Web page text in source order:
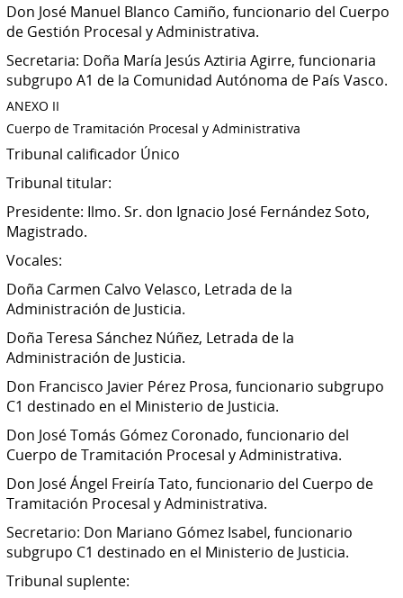
Don José Manuel Blanco Camiño, funcionario del Cuerpo
de Gestión Procesal y Administrativa.
Secretaria: Doña María Jesús Aztiria Agirre, funcionaria
subgrupo A1 de la Comunidad Autónoma de País Vasco.
ANEXO II
Cuerpo de Tramitación Procesal y Administrativa
Tribunal calificador Único
Tribunal titular:
Presidente: Ilmo. Sr. don Ignacio José Fernández Soto,
Magistrado.
Vocales:
Doña Carmen Calvo Velasco, Letrada de la
Administración de Justicia.
Doña Teresa Sánchez Núñez, Letrada de la
Administración de Justicia.
Don Francisco Javier Pérez Prosa, funcionario subgrupo
C1 destinado en el Ministerio de Justicia.
Don José Tomás Gómez Coronado, funcionario del
Cuerpo de Tramitación Procesal y Administrativa.
Don José Ángel Freiría Tato, funcionario del Cuerpo de
Tramitación Procesal y Administrativa.
Secretario: Don Mariano Gómez Isabel, funcionario
subgrupo C1 destinado en el Ministerio de Justicia.
Tribunal suplente: